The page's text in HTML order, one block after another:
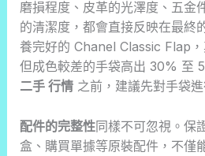
磨損程度、皮革的光澤度、五金
的清潔度，都會直接反映在最終
養完好的 Chanel Classic Flap
但成色較差的手袋高出 30% 至
二手 行情之前，建議先對手袋進
配件的完整性同樣不可忽視。保
盒、購買單據等原裝配件，不僅